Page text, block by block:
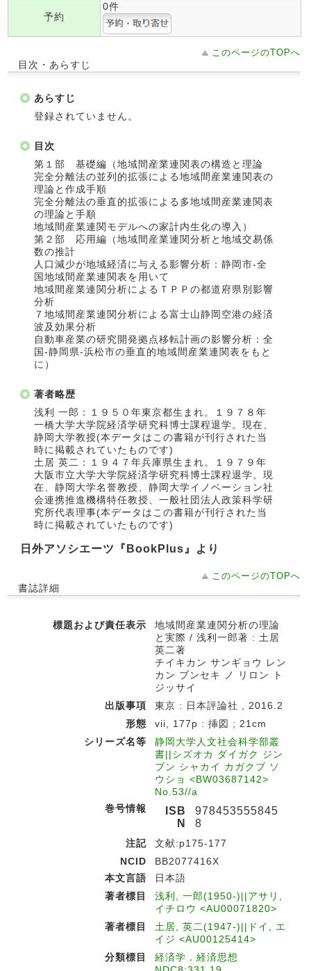
予約
0件
このページのTOPへ
目次・あらすじ
あらすじ
登録されていません。
目次
第１部 基礎編（地域間産業連関表の構造と理論
完全分離法の並列的拡張による地域間産業連関表の
理論と作成手順
完全分離法の垂直的拡張による多地域間産業連関表
の理論と手順
地域間産業連関モデルへの家計内生化の導入）
第２部 応用編（地域間産業連関分析と地域交易係
数の推計
人口減少が地域経済に与える影響分析：静岡市‐全
国地域間産業連関表を用いて
地域間産業連関分析によるＴＰＰの都道府県別影響
分析
７地域間産業連関分析による富士山静岡空港の経済
波及効果分析
自動車産業の研究開発拠点移転計画の影響分析：全
国‐静岡県‐浜松市の垂直的地域間産業連関表をもと
に）
著者略歴
浅利 一郎：１９５０年東京都生まれ。１９７８年
一橋大学大学院経済学研究科博士課程退学。現在、
静岡大学教授(本データはこの書籍が刊行された当
時に掲載されていたものです)
土居 英二：１９４７年兵庫県生まれ。１９７９年
大阪市立大学大学院経済学研究科博士課程退学。現
在、静岡大学名誉教授、静岡大学イノベーション社
会連携推進機構特任教授、一般社団法人政策科学研
究所代表理事(本データはこの書籍が刊行された当
時に掲載されていたものです)
日外アソシエーツ『BookPlus』より
このページのTOPへ
書誌詳細
標題および責任表示
地域間産業連関分析の理論
と実際 / 浅利一郎著 : 土居
英二著
チイキカン サンギョウ レン
カン ブンセキ ノ リロン ト
ジッサイ
出版事項
東京 : 日本評論社 , 2016.2
形態
vii, 177p : 挿図 ; 21cm
シリーズ名等
静岡大学人文社会科学部叢
書||シズオカ ダイガク ジン
ブン シャカイ カガクブ ソ
ウショ <BW03687142>
No.53//a
巻号情報
ISB
N
978453555845
8
注記
文献:p175-177
NCID
BB2077416X
本文言語
日本語
著者標目
浅利, 一郎(1950-)||アサリ,
イチロウ <AU00071820>
著者標目
土居, 英二(1947-)||ドイ, エ
イジ <AU00125414>
分類標目
経済学．経済思想